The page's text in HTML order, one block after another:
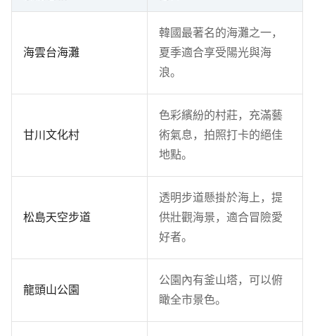
海雲台海灘
韓國最著名的海灘之一，
夏季適合享受陽光與海
浪。
甘川文化村
色彩繽紛的村莊，充滿藝
術氣息，拍照打卡的絕佳
地點。
松島天空步道
透明步道懸掛於海上，提
供壯觀海景，適合冒險愛
好者。
龍頭山公園
公園內有釜山塔，可以俯
瞰全市景色。